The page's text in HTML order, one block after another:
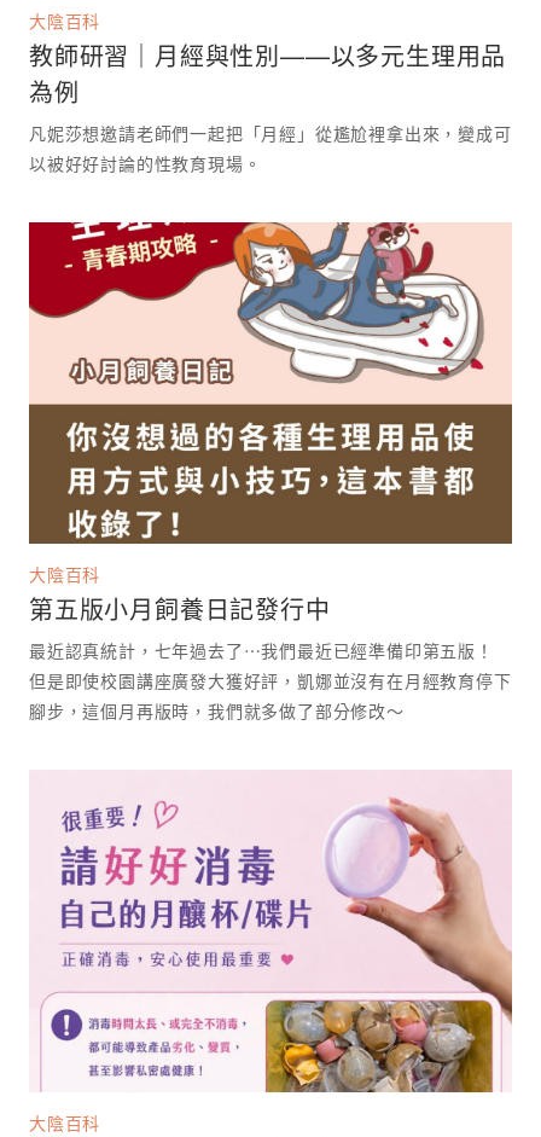
大陰百科
教師研習｜月經與性別——以多元生理用品
為例
凡妮莎想邀請老師們一起把「月經」從尷尬裡拿出來，變成可
大陰百科
第五版小月飼養日記發行中
最近認真統計，七年過去了⋯我們最近已經準備印第五版！
但是即使校園講座廣發大獲好評，凱娜並沒有在月經教育停下
腳步，這個月再版時，我們就多做了部分修改～
大陰百科